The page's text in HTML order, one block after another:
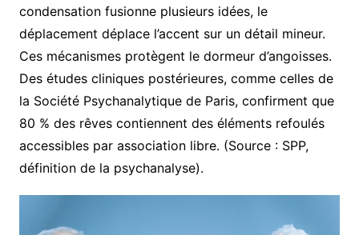
condensation fusionne plusieurs idées, le
déplacement déplace l’accent sur un détail mineur.
Ces mécanismes protègent le dormeur d’angoisses.
Des études cliniques postérieures, comme celles de
la Société Psychanalytique de Paris, confirment que
80 % des rêves contiennent des éléments refoulés
accessibles par association libre. (Source : SPP,
définition de la psychanalyse).